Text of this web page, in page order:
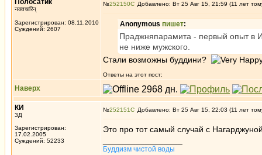
Полосатик
नक्तचारिन्
Зарегистрирован: 08.11.2010
Суждений: 2607
№252150 Добавлено: Вт 25 Авг 15, 21:59 (11 лет
Anonymous пишет:
Праджняпарамита - первый опыт в
не ниже мужского.
Стали возможны буддини?
Ответы на этот пост:
Наверх
КИ
3Д
Зарегистрирован:
17.02.2005
Суждений: 52233
№252151 Добавлено: Вт 25 Авг 15, 22:03 (11 лет
Это про тот самый случай с
Буддизм чистой воды